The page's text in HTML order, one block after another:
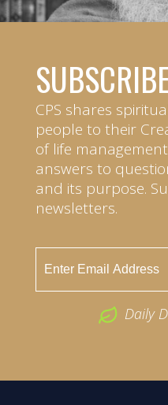
CPS shares
people to their
of life
answers to
and its purpose.
newsletters.
Daily